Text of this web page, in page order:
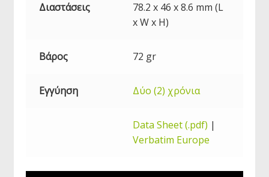
Διαστάσεις
78.2 x 46 x 8.6 mm (L
x W x H)
Βάρος 72 gr
Εγγύηση Δύο (2) χρόνια
Data Sheet (.pdf) |
Verbatim Europe